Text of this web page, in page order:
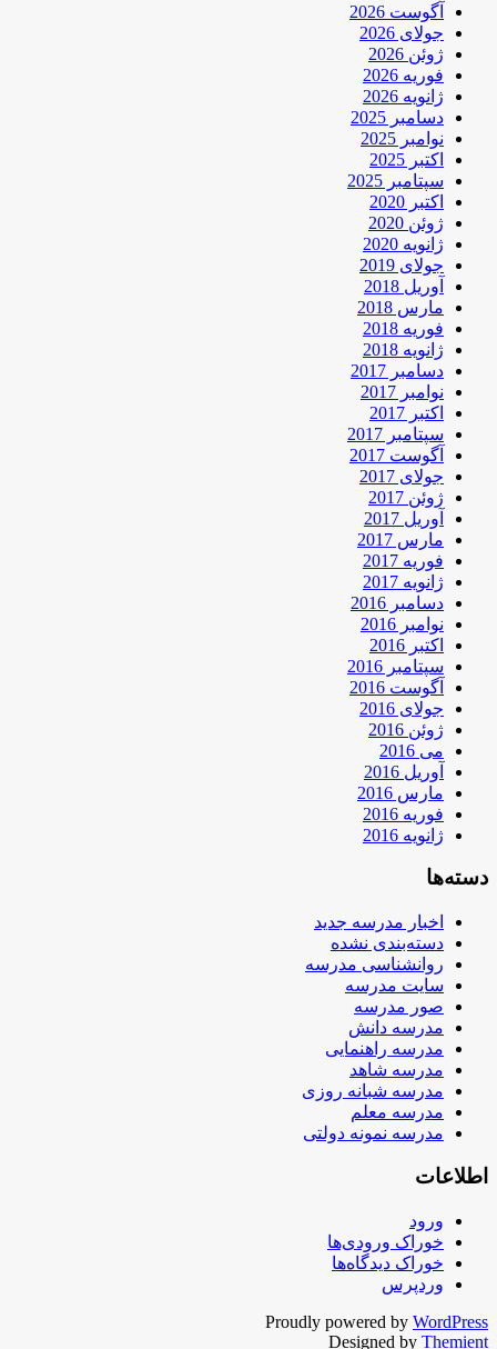
آگوست 2026
جولای 2026
ژوئن 2026
فوریه 2026
ژانویه 2026
دسامبر 2025
نوامبر 2025
اکتبر 2025
سپتامبر 2025
اکتبر 2020
ژوئن 2020
ژانویه 2020
جولای 2019
آوریل 2018
مارس 2018
فوریه 2018
ژانویه 2018
دسامبر 2017
نوامبر 2017
اکتبر 2017
سپتامبر 2017
آگوست 2017
جولای 2017
ژوئن 2017
آوریل 2017
مارس 2017
فوریه 2017
ژانویه 2017
دسامبر 2016
نوامبر 2016
اکتبر 2016
سپتامبر 2016
آگوست 2016
جولای 2016
ژوئن 2016
می 2016
آوریل 2016
مارس 2016
فوریه 2016
ژانویه 2016
دسته‌ها
اخبار مدرسه جدید
دسته‌بندی نشده
روانشناسی مدرسه
سایت مدرسه
صور مدرسه
مدرسه دانش
مدرسه راهنمایی
مدرسه شاهد
مدرسه شبانه روزی
مدرسه معلم
مدرسه نمونه دولتی
اطلاعات
ورود
خوراک ورودی‌ها
خوراک دیدگاه‌ها
وردپرس
Proudly powered by WordPress
Designed by Themient